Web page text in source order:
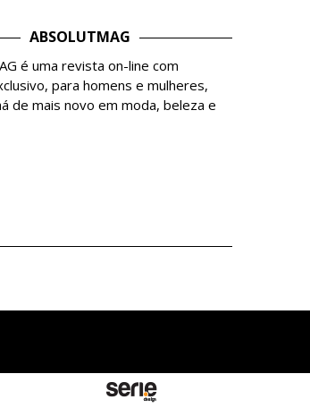
ABSOLUTMAG
é uma revista on-line com
para homens e mulheres,
de mais novo em moda, beleza e